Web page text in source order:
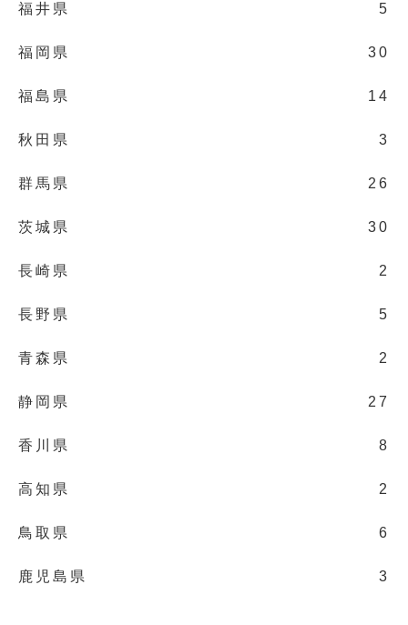
福井県 5
福岡県 30
福島県 14
秋田県 3
群馬県 26
茨城県 30
長崎県 2
長野県 5
青森県 2
静岡県 27
香川県 8
高知県 2
鳥取県 6
鹿児島県 3